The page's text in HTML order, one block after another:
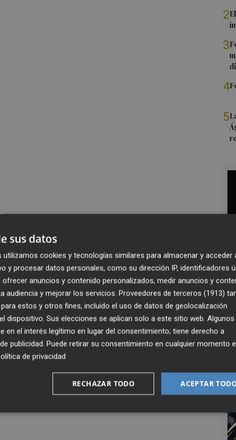
2
3
4
5
sus datos
cookies y tecnologías similares para almacenar y acceder
y procesar datos personales, como su dirección IP, identificadores
ofrecer anuncios y contenido personalizados, medir anuncios y
audiencia y mejorar los servicios. Proveedores de terceros (1913)
estos y otros fines, incluido el uso de datos de geolocalización
dispositivo. Sus elecciones se aplican solo a este sitio web. Algunos
en el interés legítimo en lugar del consentimiento; tiene derecho a
publicidad. Puede retirar su consentimiento en cualquier momento
de privacidad
ACEPTAR
RECHAZAR TODO